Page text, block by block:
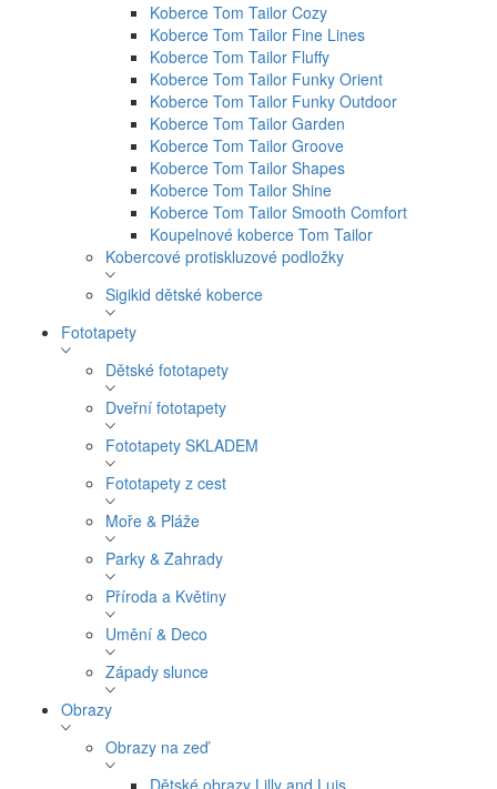
Koberce Tom Tailor Cozy
Koberce Tom Tailor Fine Lines
Koberce Tom Tailor Fluffy
Koberce Tom Tailor Funky Orient
Koberce Tom Tailor Funky Outdoor
Koberce Tom Tailor Garden
Koberce Tom Tailor Groove
Koberce Tom Tailor Shapes
Koberce Tom Tailor Shine
Koberce Tom Tailor Smooth Comfort
Koupelnové koberce Tom Tailor
Kobercové protiskluzové podložky
Sigikid dětské koberce
Fototapety
Dětské fototapety
Dveřní fototapety
Fototapety SKLADEM
Fototapety z cest
Moře & Pláže
Parky & Zahrady
Příroda a Květiny
Umění & Deco
Západy slunce
Obrazy
Obrazy na zeď
Dětské obrazy Lilly and Luis